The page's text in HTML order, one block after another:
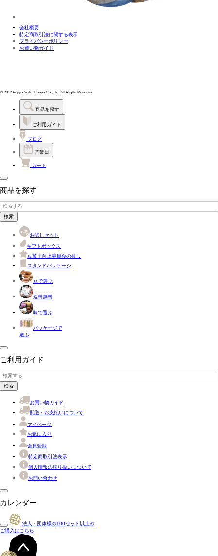
会社概要
特定商取引法に関する表示
プライバシーポリシー
お買い物ガイド
© 2012 Fujiya Seika Honpo Co., Ltd. All Rights Reserved
商品を探す
ご利用ガイド
ブログ
営業日
カート
商品を探す
検索
お試しセット
ギフトボックス
豆菓子向上委員会の推し
スタンドパッケージ
豆で選ぶ
送料無料
味で選ぶ
パッケージで
選ぶ
ご利用ガイド
検索
お買い物ガイド
配送・お支払いについて
マイページ
お気に入り
会員登録
特定商取引法表示
個人情報の取り扱いについて
お問い合わせ
カレンダー
法人・団体様の100セット以上の
ご購入はこちら